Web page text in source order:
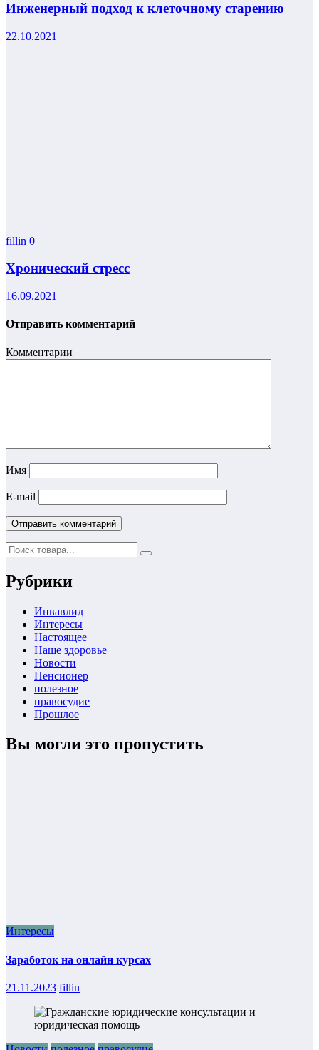
Инженерный подход к клеточному старению
22.10.2021
fillin 0
Хронический стресс
16.09.2021
Отправить комментарий
Комментарии
Имя
E-mail
Рубрики
Инвавлид
Интересы
Настоящее
Наше здоровье
Новости
Пенсионер
полезное
правосудие
Прошлое
Вы могли это пропустить
Интересы
Заработок на онлайн курсах
21.11.2023 fillin